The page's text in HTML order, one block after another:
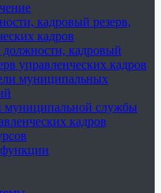
кадровый резерв,
кадров
кадровый
управленческих кадров
муниципальных
муниципальной службы
кадров